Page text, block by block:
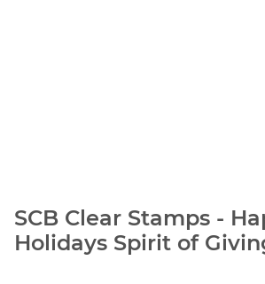
SCB Clear Stamps -
Holidays Spirit of